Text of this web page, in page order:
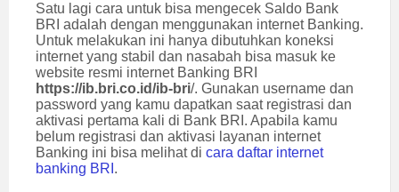
Satu lagi cara untuk bisa mengecek Saldo Bank
BRI adalah dengan menggunakan internet Banking.
Untuk melakukan ini hanya dibutuhkan koneksi
internet yang stabil dan nasabah bisa masuk ke
website resmi internet Banking BRI
https://ib.bri.co.id/ib-bri/. Gunakan username dan
password yang kamu dapatkan saat registrasi dan
aktivasi pertama kali di Bank BRI. Apabila kamu
belum registrasi dan aktivasi layanan internet
Banking ini bisa melihat di cara daftar internet
banking BRI .